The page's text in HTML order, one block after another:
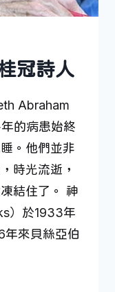
冠詩人
Abraham
的病患始終
。他們並非
時光流逝，
結住了。 神
）於1933年
年來貝絲亞伯